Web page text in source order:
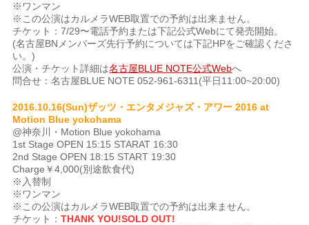
※ワンマン
※この公演はカルメラWEB取置での予約は出来ません。
チケット：7/29〜電話予約または下記公式Webにて発売開始。
(名古屋BNメンバーズ先行予約については下記HPをご確認くださ
い。)
公演・チケット詳細は名古屋BLUE NOTE公式Webへ
問合せ：名古屋BLUE NOTE 052-961-6311(平日11:00~20:00)
2016.10.16(Sun)ザッツ・エンタメジャズ・アワー 2016 at
Motion Blue yokohama
@神奈川・Motion Blue yokohama
1st Stage OPEN 15:15 STARAT 16:30
2nd Stage OPEN 18:15 START 19:30
Charge￥4,000(別途飲食代)
※入替制
※ワンマン
※この公演はカルメラWEB取置での予約は出来ません。
チケット：THANK YOU!SOLD OUT!